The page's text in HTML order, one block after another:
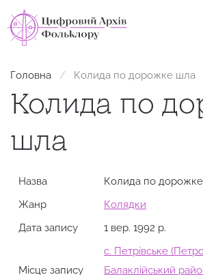
Головна Колида по дорожке шла
Колида по
шла
Назва
Колида по
Жанр
Колядки
Дата запису
1 вер. 1992 р.
Місце запису
с. Петрівське
Балаклійський